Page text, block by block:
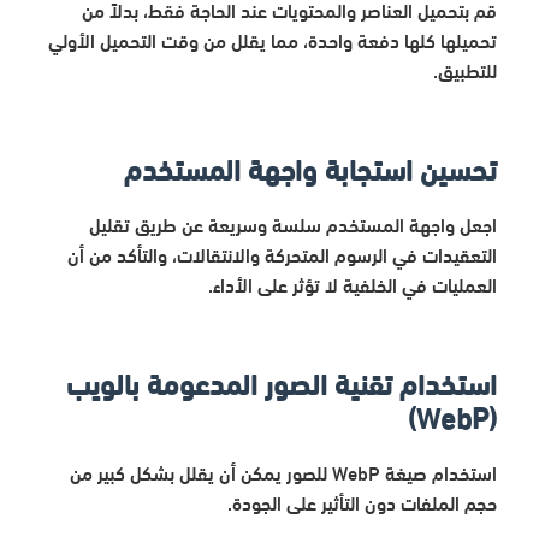
قم بتحميل العناصر والمحتويات عند الحاجة فقط، بدلاً من
تحميلها كلها دفعة واحدة، مما يقلل من وقت التحميل الأولي
للتطبيق.
تحسين استجابة واجهة المستخدم
اجعل واجهة المستخدم سلسة وسريعة عن طريق تقليل
التعقيدات في الرسوم المتحركة والانتقالات، والتأكد من أن
العمليات في الخلفية لا تؤثر على الأداء.
استخدام تقنية الصور المدعومة بالويب
(WebP)
استخدام صيغة WebP للصور يمكن أن يقلل بشكل كبير من
حجم الملفات دون التأثير على الجودة.